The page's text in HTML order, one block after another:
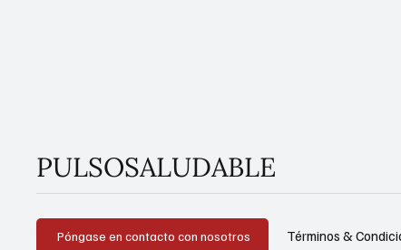
PULSOSALUDABLE
Póngase en contacto con nosotros Términos &